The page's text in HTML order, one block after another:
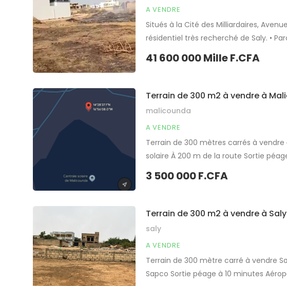
A VENDRE
Situés à la Cité des Milliardaires,
résidentiel très recherché de Saly. •
1000 m² ➡️ Prix total : 100 000 000
investissement […]
Partager
41 600 000 Mille F.CFA
Terrain de 300 m2 à vendre à
malicounda
A VENDRE
Terrain de 300 mètres carrés à
solaire À 200 m de la route Sortie
Accès facile Bon pour projet à usage
3 500 000 F.CFA
Terrain de 300 m2 à vendre à
saly
A VENDRE
Terrain de 300 mètre carré à vendre
Sapco Sortie péage à 10 minutes